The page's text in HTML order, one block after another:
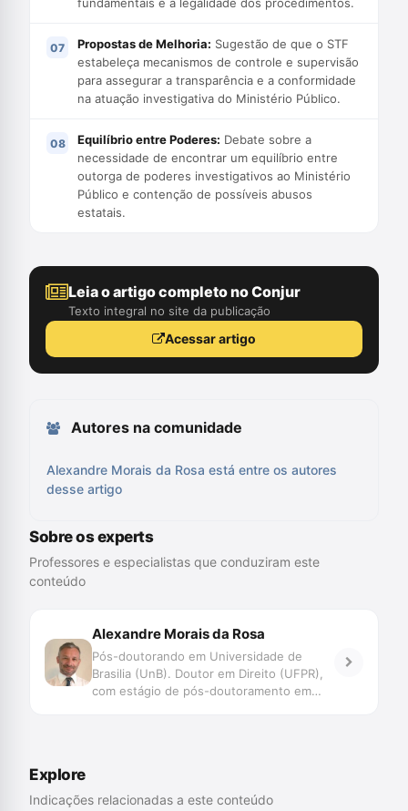
fundamentais e a legalidade dos procedimentos.
Propostas de Melhoria: Sugestão de que o STF
estabeleça mecanismos de controle e supervisão
para assegurar a transparência e a conformidade
na atuação investigativa do Ministério Público.
Equilíbrio entre Poderes: Debate sobre a
necessidade de encontrar um equilíbrio entre
outorga de poderes investigativos ao Ministério
Público e contenção de possíveis abusos
estatais.
Leia o artigo completo no Conjur
Texto integral no site da publicação
Acessar artigo
Autores na comunidade
Alexandre Morais da Rosa está entre os autores
desse artigo
Sobre os experts
Professores e especialistas que conduziram este
conteúdo
Alexandre Morais da Rosa
Pós-doutorando em Universidade de
Brasilia (UnB). Doutor em Direito (UFPR),
com estágio de pós-doutoramento em
Associação Ibero Americana de Direito e
Explore
Indicações relacionadas a este conteúdo